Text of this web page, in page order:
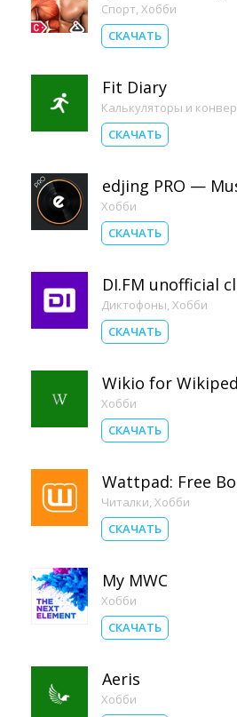
Спорт, Хобби
СКАЧАТЬ
Fit Diary
Калькуляторы и
СКАЧАТЬ
edjing PRO —
Хобби
СКАЧАТЬ
DI.FM unofficial
Диктофоны, Хобби
СКАЧАТЬ
Wikio for
Хобби
СКАЧАТЬ
Wattpad: Free
Читалки, Хобби
СКАЧАТЬ
My MWC
Хобби
СКАЧАТЬ
Aeris
Хобби